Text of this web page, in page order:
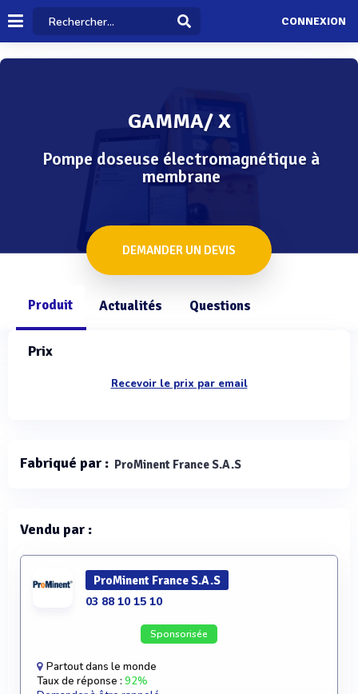
CONNEXION
GAMMA/ X
Pompe doseuse électromagnétique à
membrane
DEMANDER UN DEVIS
Produit Actualités Questions
Prix
Recevoir le prix par email
Fabriqué par : ProMinent France S.A.S
Vendu par :
ProMinent France S.A.S
03 88 10 15 10
Sponsorisée
Partout dans le monde
Taux de réponse : 92%